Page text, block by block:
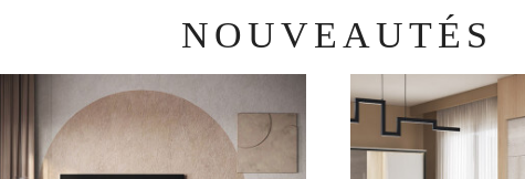
NOUVEAUTÉS